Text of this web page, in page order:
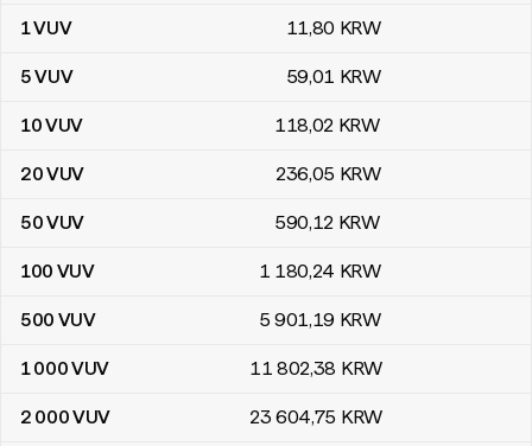
Vanuatu vatai į Pietų Korėjos vonai konvertavimo lentelė
1VUV 11,80 KRW
5VUV 59,01 KRW
10VUV 118,02 KRW
20VUV 236,05 KRW
50VUV 590,12 KRW
100 VUV 1 180,24 KRW
500 VUV 5 901,19 KRW
1 000VUV 11 802,38 KRW
2 000VUV 23 604,75 KRW